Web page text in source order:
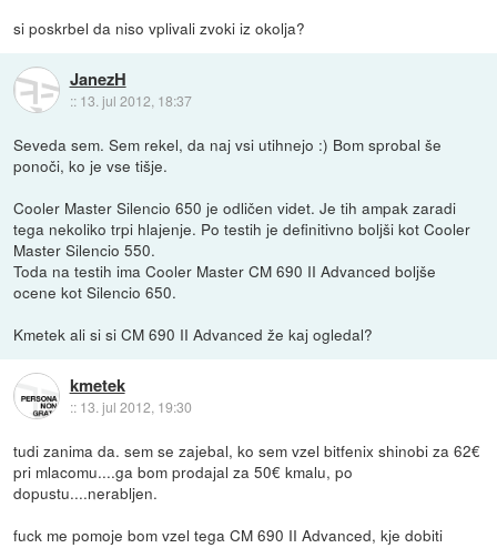
si poskrbel da niso vplivali zvoki iz okolja?
JanezH
:: 13. jul 2012, 18:37
Seveda sem. Sem rekel, da naj vsi utihnejo :) Bom sprobal še
ponoči, ko je vse tišje.
Cooler Master Silencio 650 je odličen videt. Je tih ampak zaradi
tega nekoliko trpi hlajenje. Po testih je definitivno boljši kot Cooler
Master Silencio 550.
Toda na testih ima Cooler Master CM 690 II Advanced boljše
ocene kot Silencio 650.
Kmetek ali si si CM 690 II Advanced že kaj ogledal?
kmetek
:: 13. jul 2012, 19:30
tudi zanima da. sem se zajebal, ko sem vzel bitfenix shinobi za 62€
pri mlacomu....ga bom prodajal za 50€ kmalu, po
dopustu....nerabljen.
fuck me pomoje bom vzel tega CM 690 II Advanced, kje dobiti